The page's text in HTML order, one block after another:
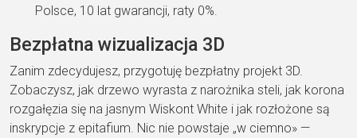
Polsce, 10 lat gwarancji, raty 0%.
Bezpłatna wizualizacja 3D
Zanim zdecydujesz, przygotuję bezpłatny projekt 3D.
Zobaczysz, jak drzewo wyrasta z narożnika steli, jak korona
rozgałęzia się na jasnym Wiskont White i jak rozłożone są
inskrypcje z epitafium. Nic nie powstaje „w ciemno» —